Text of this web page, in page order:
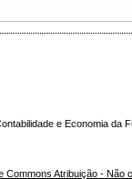
e Economia da
Commons Atribuição - Não